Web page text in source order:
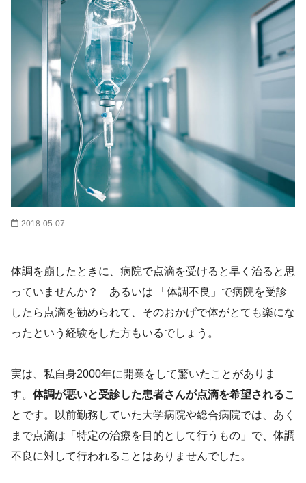
2018-05-07
体調を崩したときに、病院で点滴を受けると早く治ると思
っていませんか？ あるいは 「体調不良」で病院を受診
したら点滴を勧められて、そのおかげで体がとても楽にな
ったという経験をした方もいるでしょう。
実は、私自身2000年に開業をして驚いたことがありま
す。 体調が悪いと受診した患者さんが点滴を希望されるこ
とです。以前勤務していた大学病院や総合病院では、あく
まで点滴は「特定の治療を目的として行うもの」で、体調
不良に対して行われることはありませんでした。